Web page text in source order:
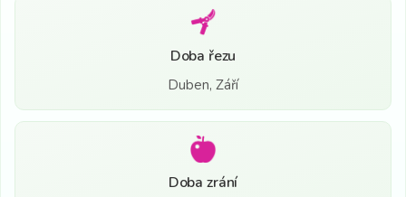
Doba řezu
Duben, Září
Doba zrání